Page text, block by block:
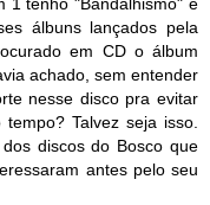
álbuns lançados pela
em CD o álbum
achado, sem entender
nesse disco pra evitar
Talvez seja isso.
discos do Bosco que
antes pelo seu